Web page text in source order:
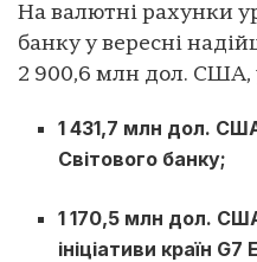
На валютні рахунки
банку у вересні
2 900,6 млн дол. США,
1 431,7 млн дол.
Світового банку;
1 170,5 млн дол.
ініціативи країн